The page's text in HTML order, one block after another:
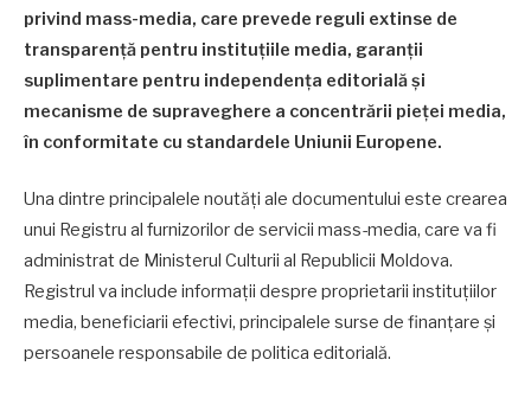
privind mass-media, care prevede reguli extinse de
transparență pentru instituțiile media, garanții
suplimentare pentru independența editorială și
mecanisme de supraveghere a concentrării pieței media,
în conformitate cu standardele Uniunii Europene.
Una dintre principalele noutăți ale documentului este crearea
unui Registru al furnizorilor de servicii mass-media, care va fi
administrat de Ministerul Culturii al Republicii Moldova.
Registrul va include informații despre proprietarii instituțiilor
media, beneficiarii efectivi, principalele surse de finanțare și
persoanele responsabile de politica editorială.